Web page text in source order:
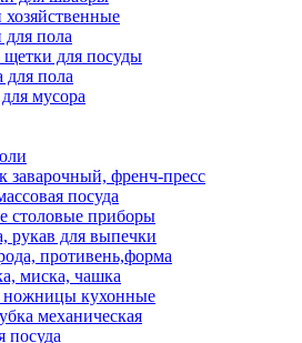
пола
щетки для посуды
для пола
мусора
заварочный, френч-пресс
посуда
столовые приборы
рукав для выпечки
противень,форма
миска, чашка
кухонные
механическая
посуда